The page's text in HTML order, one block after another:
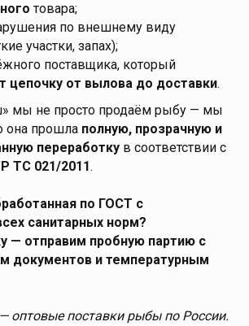
товара;
по внешнему виду
участки, запах);
поставщика, который
цепочку от вылова до доставки.
мы не просто продаём рыбу — мы
она прошла полную, прозрачную и
переработку в соответствии с
ТС 021/2011.
по ГОСТ с
санитарных норм?
— отправим пробную партию с
документов и температурным
оптовые поставки рыбы по России.